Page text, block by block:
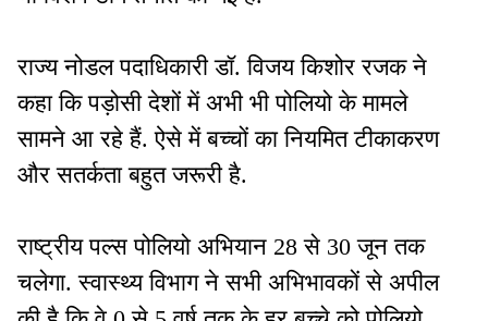
राज्य नोडल पदाधिकारी डॉ. विजय किशोर रजक ने
कहा कि पड़ोसी देशों में अभी भी पोलियो के मामले
सामने आ रहे हैं. ऐसे में बच्चों का नियमित टीकाकरण
और सतर्कता बहुत जरूरी है.
राष्ट्रीय पल्स पोलियो अभियान 28 से 30 जून तक
चलेगा. स्वास्थ्य विभाग ने सभी अभिभावकों से अपील